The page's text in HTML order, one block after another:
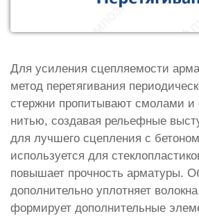
Для усиления сцепляемости
метод перетягивания
стержни пропитывают смолами и
нитью, создавая рельефные
для лучшего сцепления с
используется для
повышает прочность арматуры.
дополнительно уплотняет
формирует дополнительные